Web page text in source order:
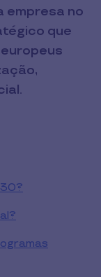
empresa no
que